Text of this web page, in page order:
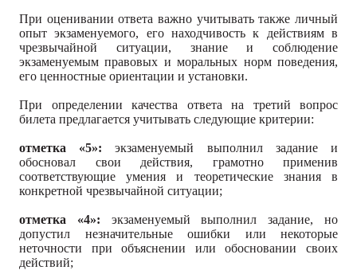
При оценивании ответа важно учитывать также личный
опыт экзаменуемого, его находчивость к действиям в
чрезвычайной ситуации, знание и соблюдение
экзаменуемым правовых и моральных норм поведения,
его ценностные ориентации и установки.
При определении качества ответа на третий вопрос
билета предлагается учитывать следующие критерии:
отметка «5»:экзаменуемый выполнил задание и
обосновал свои действия, грамотно применив
соответствующие умения и теоретические знания в
конкретной чрезвычайной ситуации;
отметка «4»: экзаменуемый выполнил задание, но
допустил незначительные ошибки или некоторые
неточности при объяснении или обосновании своих
действий;